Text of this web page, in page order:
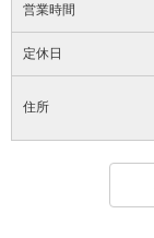
営業時間
定休日
住所